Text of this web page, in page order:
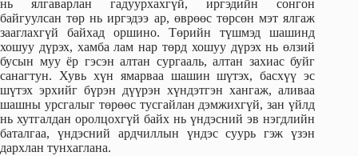
нь ялгаварлан гадуурхахгүй, иргэдийн сонгон
байгуулсан төр нь иргэдээ ар, өврөөс төрсөн мэт ялгаж
зааглахгүй байхад оршино. Төрийн түшмэд шашинд
хошуу дүрэх, хамба лам нар төрд хошуу дүрэх нь өлзий
бусын муу ёр гэсэн алтан сургааль, алтан захиас буйг
санагтун. Хувь хүн ямарваа шашин шүтэх, басхүү эс
шүтэх эрхийг бүрэн дүүрэн хүндэтгэн хангаж, аливаа
шашны урсгалыг төрөөс тусгайлан дэмжихгүй, зан үйлд
нь хутгалдан оролцохгүй байх нь үндэсний эв нэгдлийн
баталгаа, үндэсний ардчиллын үндэс суурь гэж үзэн
дархлан тунхаглана.